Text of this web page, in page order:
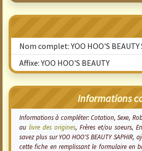
Nom complet: YOO HOO'S BEAUTY
Affixe: YOO HOO'S BEAUTY
Informations
Informations à compléter: Cotation, Sexe,
au livre des origines, Frères et/ou soeurs,
savez plus sur YOO HOO'S BEAUTY
cette fiche en remplissant le formulaire en